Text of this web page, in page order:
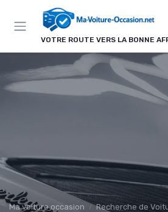
VOTRE ROUTE VERS LA BONNE
Ma voiture occasion Recherche de Voitures
Panneau de gestion des cookies